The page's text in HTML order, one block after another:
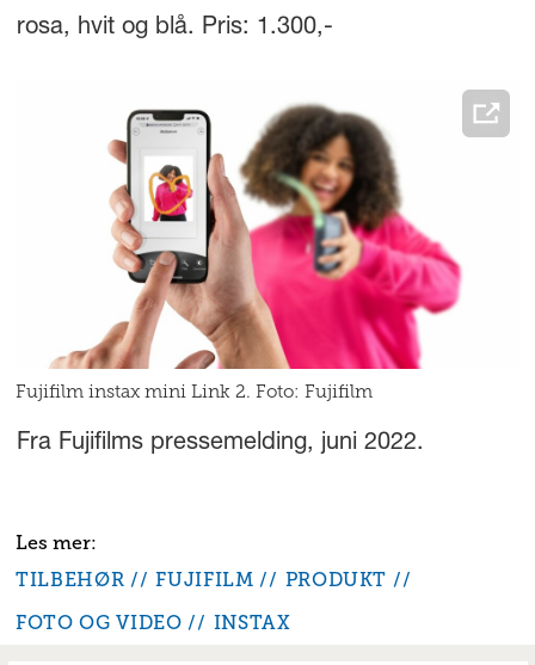
rosa, hvit og blå. Pris: 1.300,-
Fujifilm instax mini Link 2. Foto: Fujifilm
Fra Fujifilms pressemelding, juni 2022.
TILBEHØR FUJIFILM
PRODUKT
FOTO OG VIDEO
INSTAX